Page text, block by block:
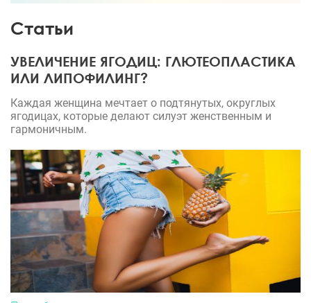
Статьи
УВЕЛИЧЕНИЕ ЯГОДИЦ: ГЛЮТЕОПЛАСТИКА
ИЛИ ЛИПОФИЛИНГ?
Каждая женщина мечтает о подтянутых, округлых
ягодицах, которые делают силуэт женственным и
гармоничным.